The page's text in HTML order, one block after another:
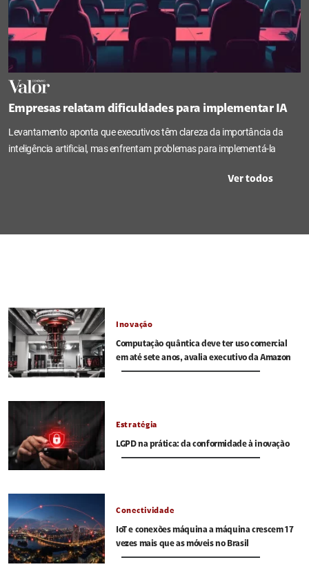
Empresas relatam dificuldades para implementar IA
Levantamento aponta que executivos têm clareza da importância da
inteligência artificial, mas enfrentam problemas para implementá-la
Ver todos
Inovação
Computação quântica deve ter uso comercial
em até sete anos, avalia executivo da Amazon
Estratégia
LGPD na prática: da conformidade à inovação
Conectividade
IoT e conexões máquina a máquina crescem 17
vezes mais que as móveis no Brasil